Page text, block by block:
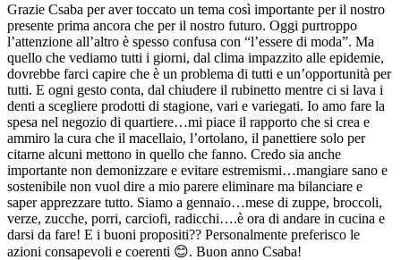
Grazie Csaba per aver toccato un tema così importante per il nostro
presente prima ancora che per il nostro futuro. Oggi purtroppo
l’attenzione all’altro è spesso confusa con “l’essere di moda”. Ma
quello che vediamo tutti i giorni, dal clima impazzito alle epidemie,
dovrebbe farci capire che è un problema di tutti e un’opportunità per
tutti. E ogni gesto conta, dal chiudere il rubinetto mentre ci si lava i
denti a scegliere prodotti di stagione, vari e variegati. Io amo fare la
spesa nel negozio di quartiere…mi piace il rapporto che si crea e
ammiro la cura che il macellaio, l’ortolano, il panettiere solo per
citarne alcuni mettono in quello che fanno. Credo sia anche
importante non demonizzare e evitare estremismi…mangiare sano e
sostenibile non vuol dire a mio parere eliminare ma bilanciare e
saper apprezzare tutto. Siamo a gennaio…mese di zuppe, broccoli,
verze, zucche, porri, carciofi, radicchi….è ora di andare in cucina e
darsi da fare! E i buoni propositi?? Personalmente preferisco le
azioni consapevoli e coerenti 😊. Buon anno Csaba!